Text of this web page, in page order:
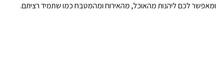
ומאפשר לכם ליהנות מהאוכל, מהאירוח ומהמטבח כמו שתמיד רציתם.